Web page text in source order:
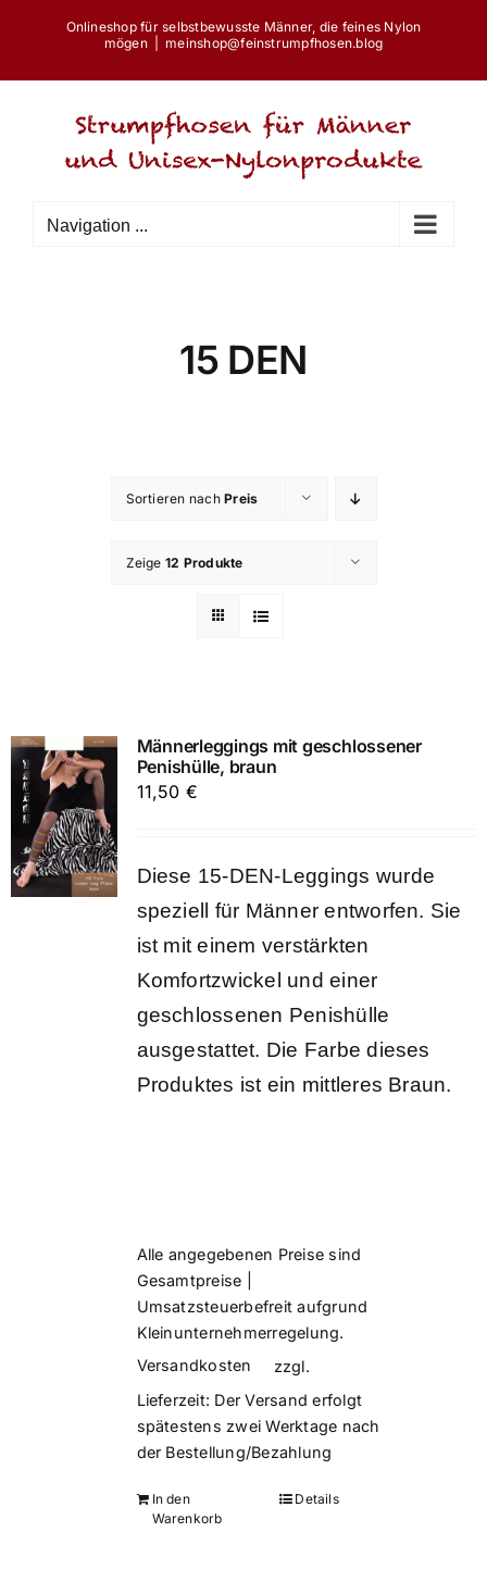
Onlineshop für selbstbewusste Männer, die feines Nylon
mögen
meinshop@feinstrumpfhosen.blog
Navigation ...
15 DEN
Sortieren nachPreis
Zeige 12 Produkte
Männerleggings mit geschlossener
Penishülle, braun
11,50 €
Diese 15-DEN-Leggings wurde
speziell für Männer entworfen. Sie
ist mit einem verstärkten
Komfortzwickel und einer
geschlossenen Penishülle
ausgestattet. Die Farbe dieses
Produktes ist ein mittleres Braun.
Alle angegebenen Preise sind
Gesamtpreise |
Umsatzsteuerbefreit aufgrund
Kleinunternehmerregelung.
zzgl.
Versandkosten
Lieferzeit: Der Versand erfolgt
spätestens zwei Werktage nach
der Bestellung/Bezahlung
In den
Warenkorb
Details